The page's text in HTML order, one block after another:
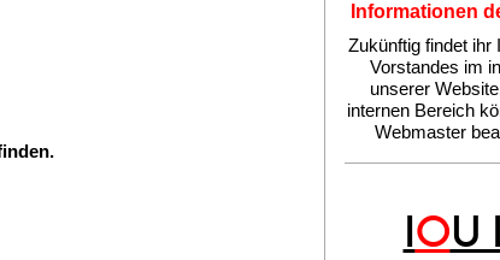
Informationen
Zukünftig findet ihr
Vorstandes im
unserer
internen Bereich
Webmaster
IOU